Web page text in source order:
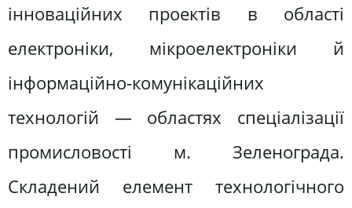
інноваційних проектів в області
електроніки, мікроелектроніки й
інформаційно-комунікаційних
технологій — областях спеціалізації
промисловості м. Зеленограда.
Складений елемент технологічного